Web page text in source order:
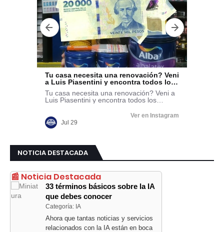
NOTICIA DESTACADA
📰 Noticia Destacada
33 términos básicos sobre la IA
que debes conocer
Categoría: IA
Ahora que tantas noticias y servicios
relacionados con la IA están en boca